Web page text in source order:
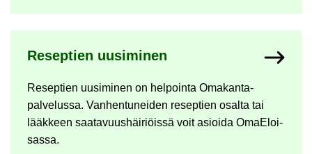
Re­sep­tien uusi­mi­nen
Re­sep­tien uusi­mi­nen on hel­poin­ta Omakanta-​
palvelussa. Van­hen­tu­nei­den re­sep­tien osal­ta tai
lääk­keen saa­ta­vuus­häi­riöis­sä voit asioi­da OmaE­loi­
sas­sa.